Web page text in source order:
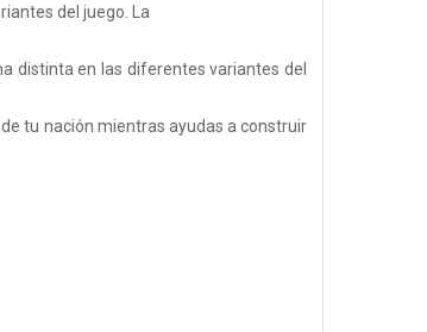
del juego. La
distinta en las diferentes variantes del
tu nación mientras ayudas a construir